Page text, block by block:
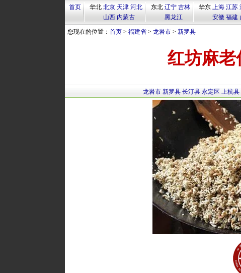
首页 华北 北京 天津 河北
山西 内蒙古
东北 辽宁 吉林
黑龙江
华东 上海 江苏
安徽 福建
您现在的位置： 首页> 福建省> 龙岩市> 新罗县
红坊麻老
龙岩市 新罗县 长汀县 永定区 上杭县